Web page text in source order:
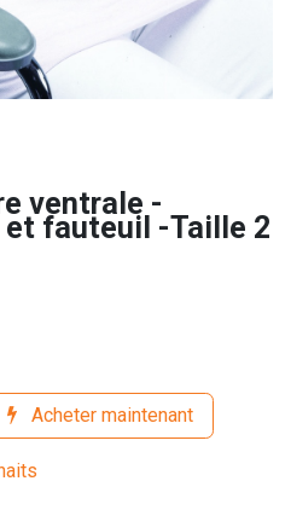
ventrale -
fauteuil -Taille 2
Acheter maintenant